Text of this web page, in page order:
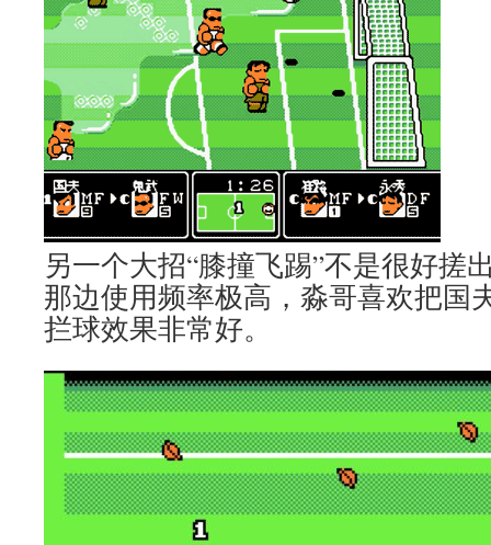
另一个大招“膝撞飞踢”不是很好搓
那边使用频率极高，淼哥喜欢把国
拦球效果非常好。